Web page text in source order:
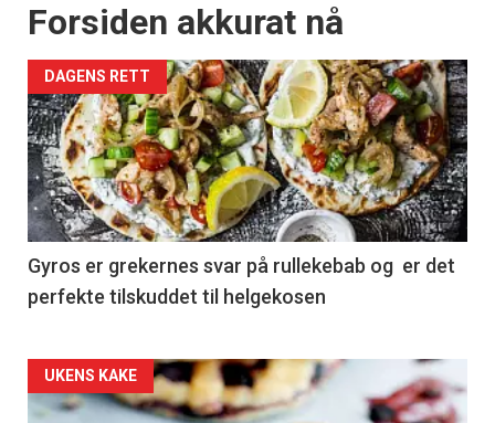
Forsiden akkurat nå
DAGENS RETT
Gyros er grekernes svar på rullekebab og er det
perfekte tilskuddet til helgekosen
Forsiden
UKENS KAKE